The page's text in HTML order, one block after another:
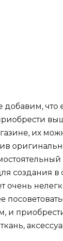
добавим, что
их
создания в
очень
и